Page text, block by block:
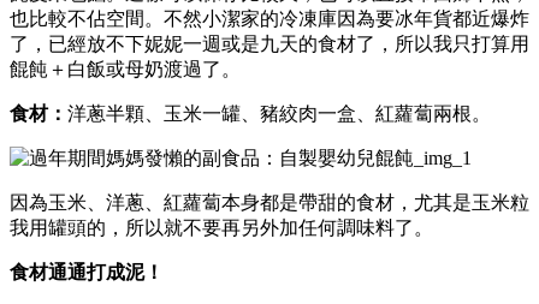
也比較不佔空間。不然小潔家的冷凍庫因為要冰年貨都近爆炸
了，已經放不下妮妮一週或是九天的食材了，所以我只打算用
餛飩＋白飯或母奶渡過了。
食材： 洋蔥半顆、玉米一罐、豬絞肉一盒、紅蘿蔔兩根。
因為玉米、洋蔥、紅蘿蔔本身都是帶甜的食材，尤其是玉米粒
我用罐頭的，所以就不要再另外加任何調味料了。
食材通通打成泥！